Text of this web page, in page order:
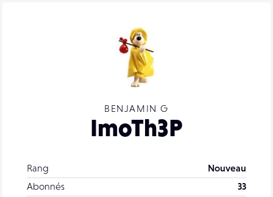
BENJAMIN G
ImoTh3P
Rang
Nouveau
Abonnés
33